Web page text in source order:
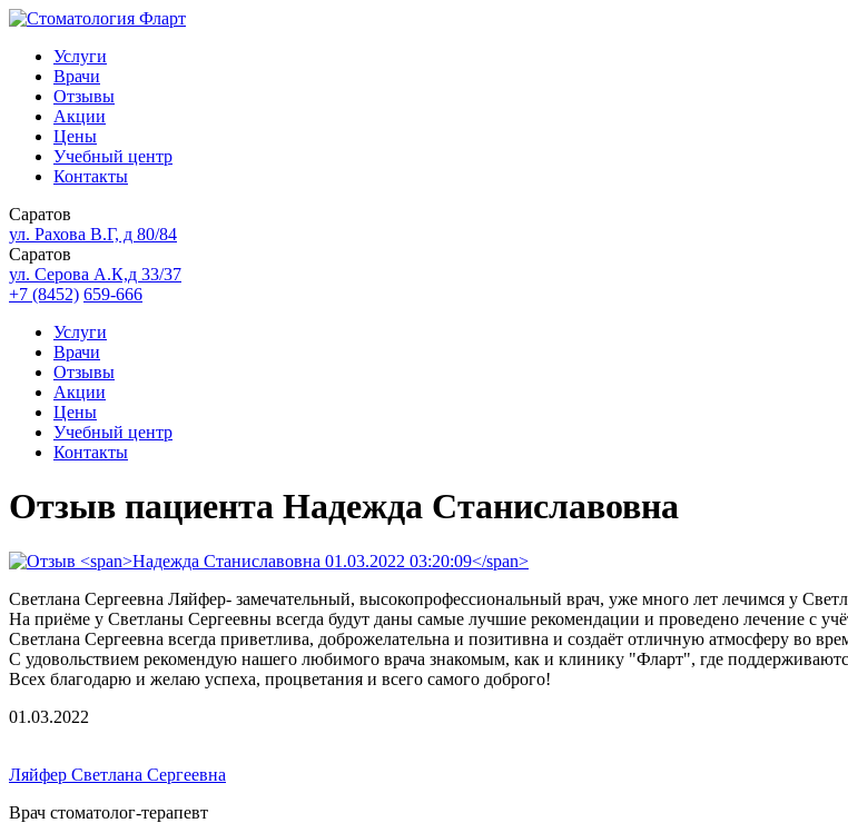
Услуги
Врачи
Отзывы
Акции
Цены
Учебный центр
Контакты
Саратов
ул. Рахова В.Г, д 80/84
Саратов
ул. Серова А.К,д 33/37
+7 (8452) 659-666
Услуги
Врачи
Отзывы
Акции
Цены
Учебный центр
Контакты
Отзыв пациента Надежда Станиславовна
Светлана Сергеевна Ляйфер- замечательный, высокопрофессиональный врач, уже много лет лечимся у
На приёме у Светланы Сергеевны всегда будут даны самые лучшие рекомендации и проведено лечение с
Светлана Сергеевна всегда приветлива, доброжелательна и позитивна и создаёт отличную атмосферу во
С удовольствием рекомендую нашего любимого врача знакомым, как и клинику "Фларт", где
Всех благодарю и желаю успеха, процветания и всего самого доброго!
01.03.2022
Ляйфер Светлана Сергеевна
Врач стоматолог-терапевт